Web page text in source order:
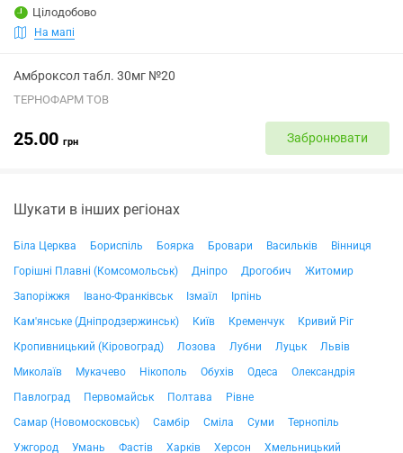
Цілодобово
На мапі
Амброксол табл. 30мг №20
ТЕРНОФАРМ ТОВ
25.00 грн Забронювати
Шукати в інших регіонах
Біла Церква Бориспіль Боярка Бровари Васильків
Вінниця
Горішні Плавні (Комсомольськ)
Дніпро Дрогобич
Житомир
Запоріжжя
Івано-Франківськ Ізмаїл
Ірпінь
Кам'янське (Дніпродзержинськ)
Київ Кременчук
Кривий Ріг
Кропивницький (Кіровоград)
Лозова Лубни Луцьк
Львів
Миколаїв
Мукачево Нікополь Обухів Одеса
Олександрія
Павлоград
Первомайськ Полтава
Рівне
Самар (Новомосковськ)
Самбір Сміла Суми
Тернопіль
Ужгород
Умань Фастів Харків Херсон
Хмельницький